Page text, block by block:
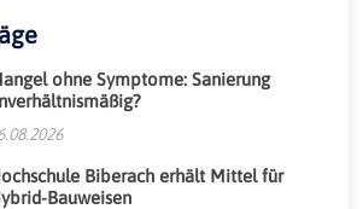
ohne Symptome: Sanierung
Biberach erhält Mittel für
Bauweisen